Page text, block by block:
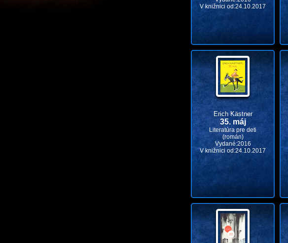
V knižnici od:24.10.2017
Erich Kästner
35. máj
Literatúra pre deti
(román)
Vydané:2016
V knižnici od:24.10.2017